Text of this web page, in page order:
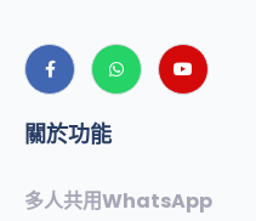
關於功能
多人共用WhatsApp